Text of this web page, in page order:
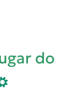
do